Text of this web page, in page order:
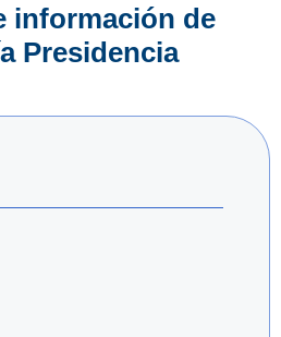
información de
Presidencia